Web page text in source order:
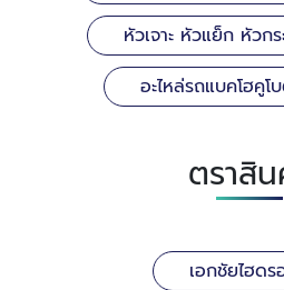
หัวเจาะ หัวแย็ก หัวก
อะไหล่รถแบคโฮคูโ
ตราสิน
เอกชัยไฮด